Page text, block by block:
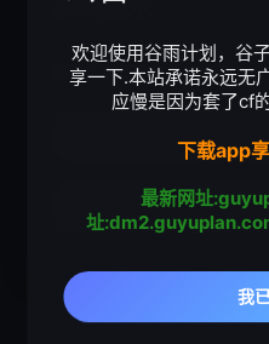
系统提示
请输入验证码
欢迎使用谷雨计划，谷
享一下.本站承诺永远无
应慢是因为套了cf
下载app
最新网址
址